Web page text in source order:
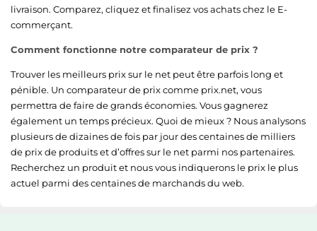
livraison. Comparez, cliquez et finalisez vos achats chez le E-
commerçant.
Comment fonctionne notre comparateur de prix ?
Trouver les meilleurs prix sur le net peut être parfois long et
pénible. Un comparateur de prix comme prix.net, vous
permettra de faire de grands économies. Vous gagnerez
également un temps précieux. Quoi de mieux ? Nous analysons
plusieurs de dizaines de fois par jour des centaines de milliers
de prix de produits et d’offres sur le net parmi nos partenaires.
Recherchez un produit et nous vous indiquerons le prix le plus
actuel parmi des centaines de marchands du web.